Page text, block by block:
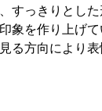
すっきりとし
象を作り上げ
る方向により